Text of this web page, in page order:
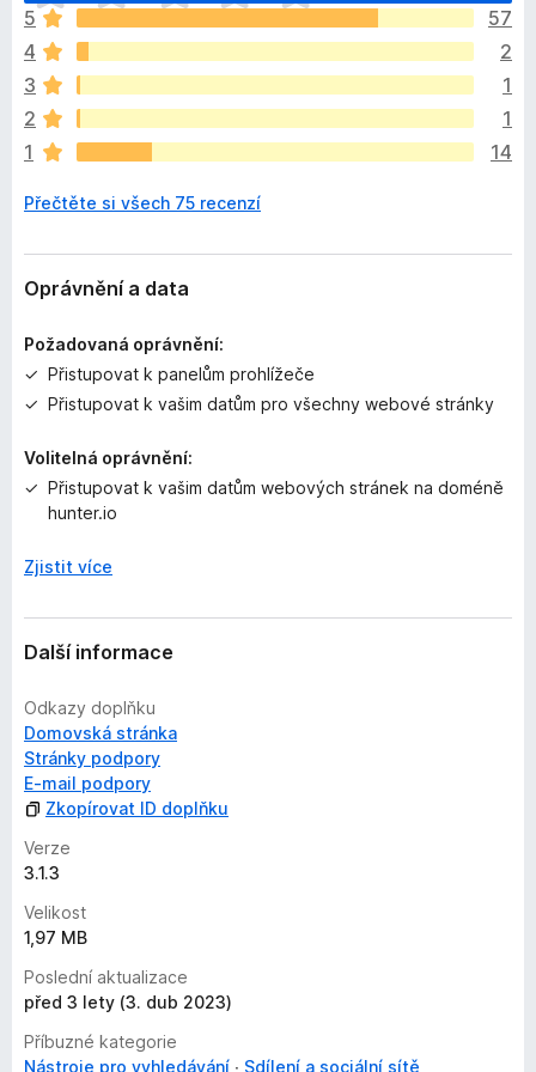
a
t
í
m
n
e
h
d
o
c
n
5
57
4
2
3
1
2
1
1
14
Přečtěte si všech 75 recenzí
Oprávnění a data
Požadovaná oprávnění:
Přistupovat k panelům prohlížeče
Přistupovat k vašim datům pro všechny webové stránky
Volitelná oprávnění:
Přistupovat k vašim datům webových stránek na doméně
hunter.io
Zjistit více
Další informace
Odkazy doplňku
Domovská stránka
Stránky podpory
E-mail podpory
Zkopírovat ID doplňku
Verze
3.1.3
Velikost
1,97 MB
Poslední aktualizace
před 3 lety (3. dub 2023)
Příbuzné kategorie
Nástroje pro vyhledávání
Sdílení a sociální sítě